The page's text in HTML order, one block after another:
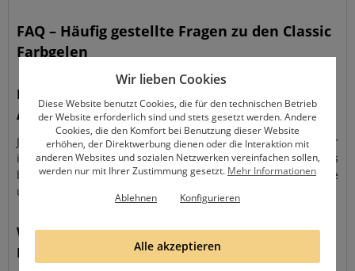
FAQ – Häufig gestellte Fragen zu den Classic
Farbgelen
Decken die Classic Gele bereits beim ersten
Auftrag?
Ja! Dank unserer hochdeckenden Formulierung und der
intensiven Pigmentierung erzielen die Classic Gele bereits
bei einer Schicht ein sehr gleichmäßiges Ergebnis. Für eine
ultimative Farbtiefe empfehlen wir zwei dünne Schichten.
Was bedeutet HEMA- und Di-HEMA-frei bei den
Farbgelen?
Wir lieben Cookies
Diese Website benutzt Cookies, die für den technischen Betrieb
der Website erforderlich sind und stets gesetzt werden. Andere
Cookies, die den Komfort bei Benutzung dieser Website
erhöhen, der Direktwerbung dienen oder die Interaktion mit
anderen Websites und sozialen Netzwerken vereinfachen sollen,
werden nur mit Ihrer Zustimmung gesetzt. Mehr Informationen
Ablehnen
Konfigurieren
Alle akzeptieren